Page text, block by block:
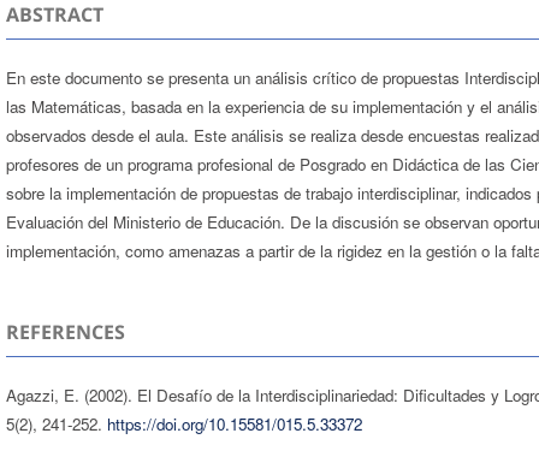
ABSTRACT
En este documento se presenta un análisis crítico de propuestas
las Matemáticas, basada en la experiencia de su implementación y el
observados desde el aula. Este análisis se realiza desde encuestas
profesores de un programa profesional de Posgrado en Didáctica de las
sobre la implementación de propuestas de trabajo interdisciplinar,
Evaluación del Ministerio de Educación. De la discusión se observan
implementación, como amenazas a partir de la rigidez en la gestión o la
REFERENCES
Agazzi, E. (2002). El Desafío de la Interdisciplinariedad: Dificultades y
5(2), 241-252. https://doi.org/10.15581/015.5.33372